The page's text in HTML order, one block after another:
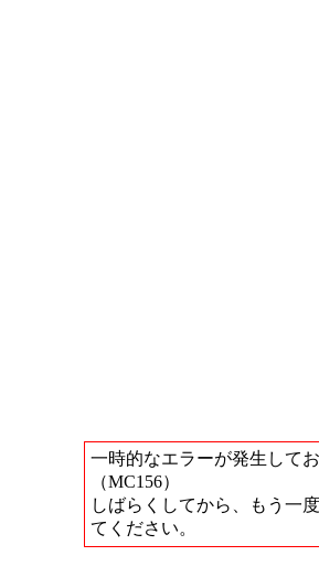
一時的なエラーが発生してお
（MC156）
しばらくしてから、もう一
てください。